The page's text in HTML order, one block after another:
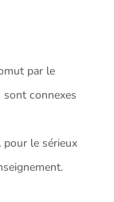
par le
connexes
le sérieux